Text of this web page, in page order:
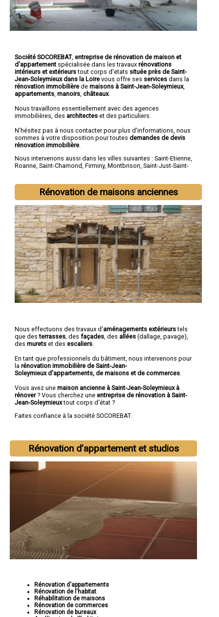
Société SOCOREBAT, entreprise de rénovation de maison et
d'appartement spécialisée dans les travaux rénovations
intérieurs et extérieurstout corps d'etats située près de Saint-
Jean-Soleymieux dans la Loire vous offre ses services dans la
rénovation immobilière de maisons à Saint-Jean-Soleymieux,
appartements manoirs châteaux.
Nous travaillons essentiellement avec des agences
immobilières, des architectes et des particuliers.
N'hésitez pas à nous contacter pour plus d'informations, nous
sommes à votre disposition pour toutes demandes de devis
rénovation immobilière
Nous intervenons aussi dans les villes suivantes : Saint-Etienne,
Roanne, Saint-Chamond, Firminy, Montbrison, Saint-Just-Saint-
Rénovation de maisons anciennes
Nous effectuons des travaux d'aménagements extérieurstels
que desterrasses , des façades , des allées (dallage, pavage),
des murets et des escaliers
En tant que professionnels du bâtiment, nous intervenons pour
la rénovation immobilière de Saint-Jean-
Soleymieux d'appartements, de maisons et de commerces
Vous avez une maison ancienne à Saint-Jean-Soleymieux à
rénover? Vous cherchez une entreprise de rénovation à Saint-
Jean-Soleymieuxtout corps d'état ?
Faites confiance à la société SOCOREBAT.
Rénovation d’appartement et studios
Rénovation d'appartements
Rénovation de l'habitat
Réhabilitation de maisons
Rénovation de commerces
Rénovation de bureaux